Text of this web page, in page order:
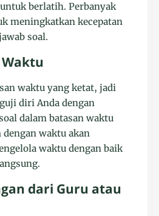
berlatih. Perbanyak
meningkatkan kecepatan
soal.
waktu yang ketat, jadi
diri Anda dengan
dalam batasan waktu
waktu akan
waktu dengan baik
dari Guru atau